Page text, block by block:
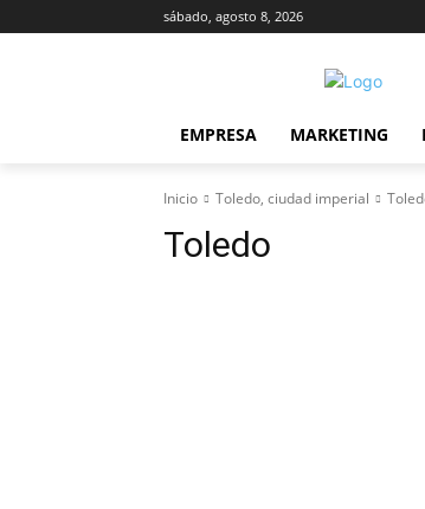
sábado, agosto 8, 2026
EMPRESA MARKETING
Inicio Toledo, ciudad imperial
Toledo